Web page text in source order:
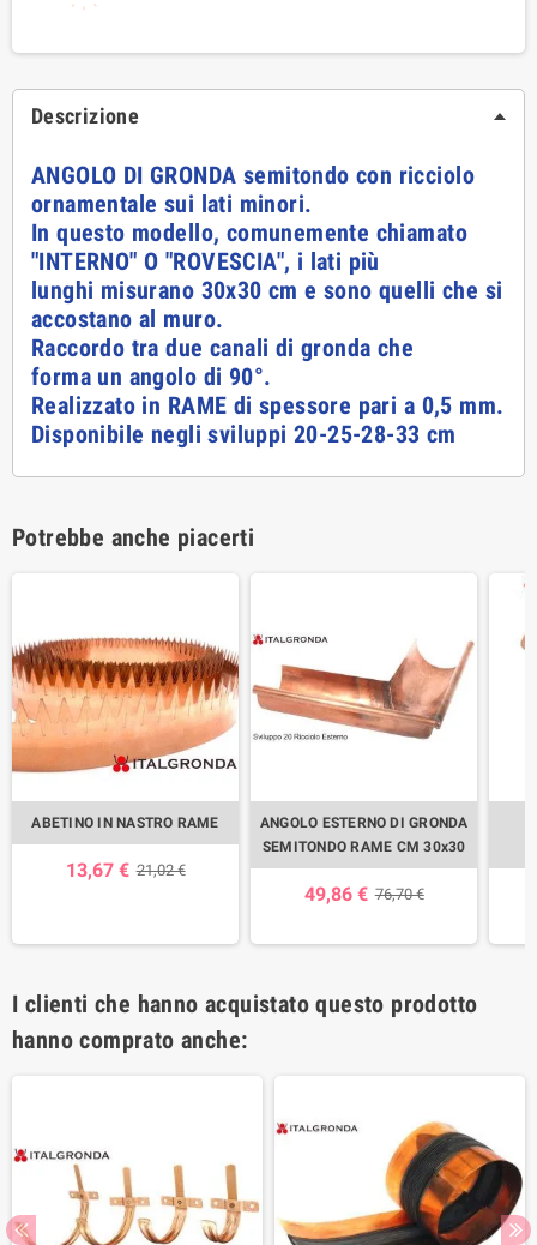
Descrizione
ANGOLO DI GRONDA semitondo con ricciolo
ornamentale sui lati minori.
In questo modello, comunemente chiamato
"INTERNO" O "ROVESCIA", i lati più
lunghi misurano 30x30 cm e sono quelli che si
accostano al muro.
Raccordo tra due canali di gronda che
forma un angolo di 90°.
Realizzato in RAME di spessore pari a 0,5 mm.
Disponibile negli sviluppi 20-25-28-33 cm
Potrebbe anche piacerti
ABETINO IN NASTRO RAME
13,67 € 21,02 €
ANGOLO ESTERNO DI GRONDA
SEMITONDO RAME CM 30x30
49,86 € 76,70 €
I clienti che hanno acquistato questo prodotto
hanno comprato anche: